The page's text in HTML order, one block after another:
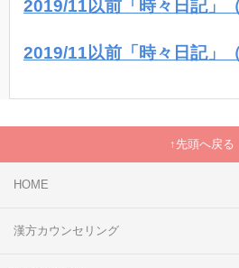
2019/11以前「時々日記」（
2019/11以前「時々日記」（
先頭へ戻る
HOME
漢方カウンセリング